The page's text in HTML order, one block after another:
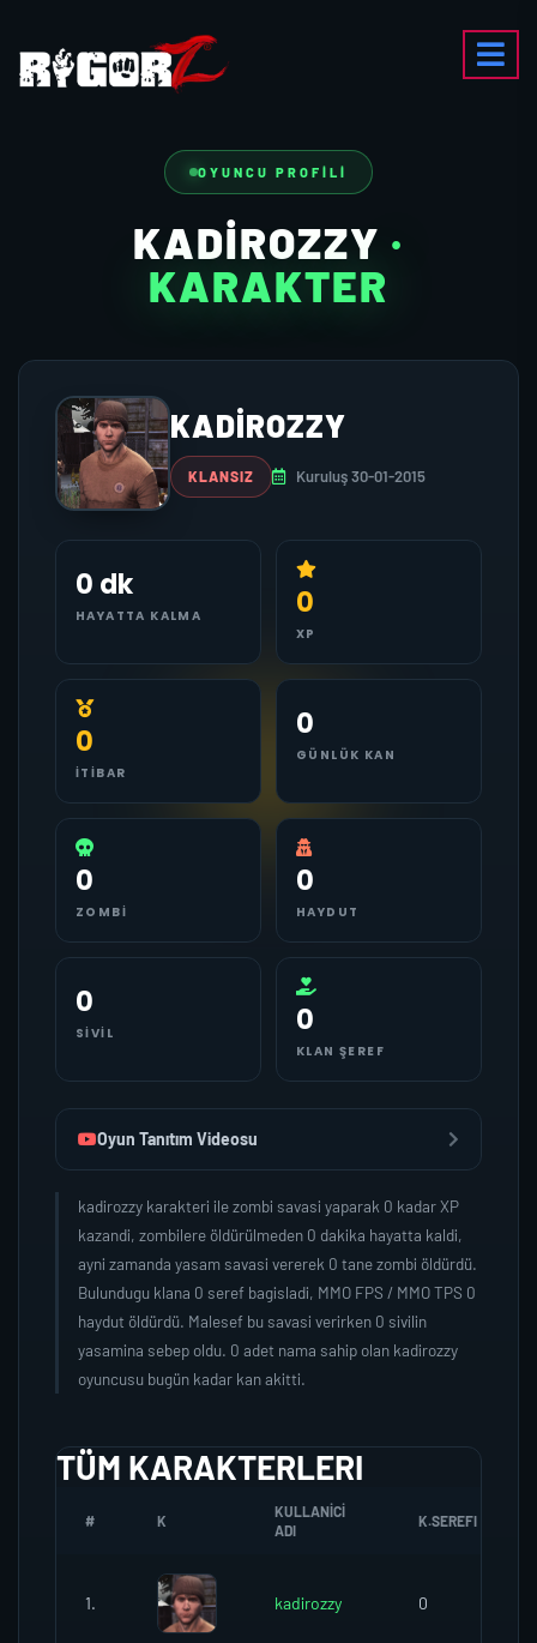
OYUNCU PROFILI
KADIROZZY ·
KARAKTER
KADIROZZY
KLANSIZ Kuruluş 30-01-2015
0 dk
HAYATTA KALMA 0
XP
0
İTIBAR
0
GÜNLÜK KAN
0
ZOMBI
0
HAYDUT
0
SIVIL 0
KLAN ŞEREF
Oyun Tanıtım Videosu
kadirozzy karakteri ile zombi savasi yaparak 0 kadar XP
kazandi, zombilere öldürülmeden 0 dakika hayatta kaldi,
ayni zamanda yasam savasi vererek 0 tane zombi öldürdü.
Bulundugu klana 0 seref bagisladi, MMO FPS / MMO TPS 0
haydut öldürdü. Malesef bu savasi verirken 0 sivilin
yasamina sebep oldu. 0 adet nama sahip olan kadirozzy
oyuncusu bugün kadar kan akitti.
TÜM KARAKTERLERI
# K
KULLANICI
ADI
K.SEREFI
1. kadirozzy 0